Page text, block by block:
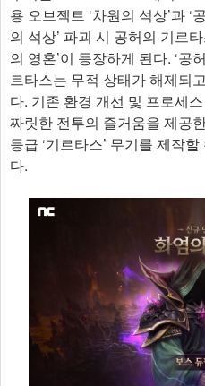
용 오브젝트 ‘차원의 석상’과 ‘
의 석상’ 파괴 시 공허의 기르
의 영혼’이 등장하게 된다. ‘공
르타스는 무적 상태가 해제되
다. 기존 환경 개선 및 프로세
짜릿한 전투의 즐거움을 제공
등급 ‘기르타스’ 무기를 제작
다.